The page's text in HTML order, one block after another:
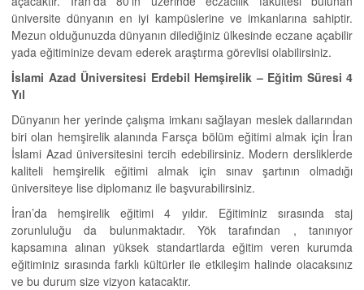
üniversite dünyanın en iyi kampüslerine ve imkanlarına sahiptir.
Mezun olduğunuzda dünyanın dilediğiniz ülkesinde eczane açabilir
yada eğitiminize devam ederek araştırma görevlisi olabilirsiniz.
İslami Azad Üniversitesi Erdebil Hemşirelik – Eğitim Süresi 4
Yıl
Dünyanın her yerinde çalışma imkanı sağlayan meslek dallarından
biri olan hemşirelik alanında Farsça bölüm eğitimi almak için İran
İslami Azad üniversitesini tercih edebilirsiniz. Modern dersliklerde
kaliteli hemşirelik eğitimi almak için sınav şartının olmadığı
üniversiteye lise diplomanız ile başvurabilirsiniz.
İran’da hemşirelik eğitimi 4 yıldır. Eğitiminiz sırasında staj
zorunluluğu da bulunmaktadır. Yök tarafından , tanınıyor
kapsamına alınan yüksek standartlarda eğitim veren kurumda
eğitiminiz sırasında farklı kültürler ile etkileşim halinde olacaksınız
ve bu durum size vizyon katacaktır.